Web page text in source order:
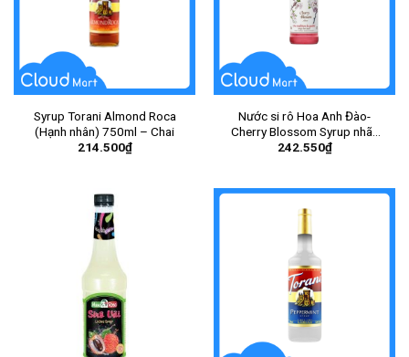
Syrup Torani Almond Roca
(Hạnh nhân) 750ml – Chai
214.500₫
Nước si rô Hoa Anh Đào-
Cherry Blossom Syrup nhãn
hiệu Monin 700ml – Chai
242.550₫